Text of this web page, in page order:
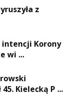
z
intencji Korony
wi ...
Kielecką P ...